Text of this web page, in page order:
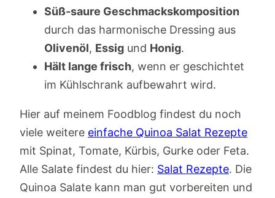
Süß-saure Geschmackskomposition
durch das harmonische Dressing aus
Olivenöl, Essig und Honig.
Hält lange frisch, wenn er geschichtet
im Kühlschrank aufbewahrt wird.
Hier auf meinem Foodblog findest du noch
viele weitere einfache Quinoa Salat Rezepte
mit Spinat, Tomate, Kürbis, Gurke oder Feta.
Alle Salate findest du hier: Salat Rezepte. Die
Quinoa Salate kann man gut vorbereiten und